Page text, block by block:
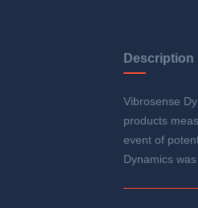
Description
Vibrosense
products
event of
Dynamics